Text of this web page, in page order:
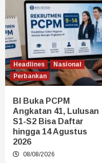
Headlines
Nasional
Perbankan
BI Buka PCPM
Angkatan 41, Lulusan
S1-S2 Bisa Daftar
hingga 14 Agustus
2026
08/08/2026